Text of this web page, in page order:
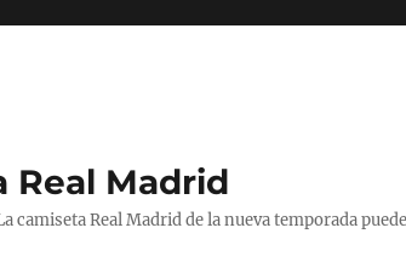
Real Madrid
camiseta Real Madrid de la nueva temporada